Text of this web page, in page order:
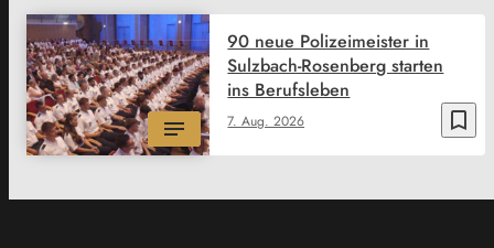
bookmark_border
7. Aug. 2026
90 neue Polizeimeister in
Sulzbach-Rosenberg starten
ins Berufsleben